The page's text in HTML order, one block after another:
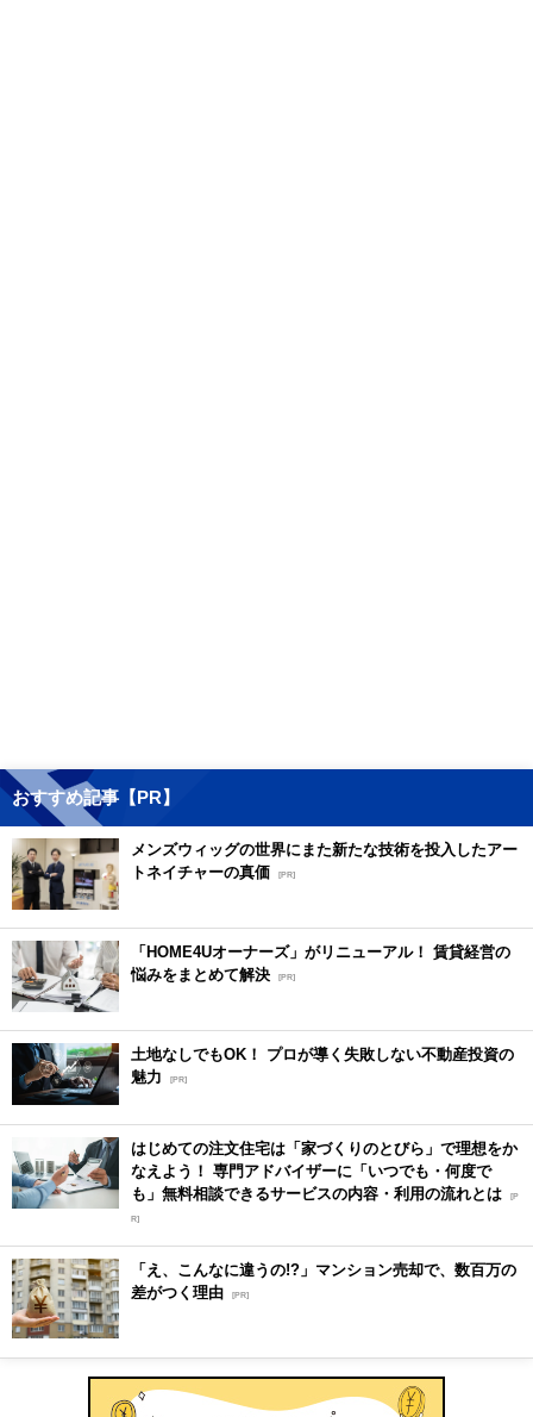
おすすめ記事【PR】
メンズウィッグの世界にまた新たな技術を投入したアー
トネイチャーの真価 [PR]
「HOME4Uオーナーズ」がリニューアル！ 賃貸経営の
悩みをまとめて解決 [PR]
土地なしでもOK！ プロが導く失敗しない不動産投資の
魅力
[PR]
はじめての注文住宅は「家づくりのとびら」で理想をか
なえよう！ 専門アドバイザーに「いつでも・何度で
も」無料相談できるサービスの内容・利用の流れとは [P
R]
「え、こんなに違うの!?」マンション売却で、数百万の
差がつく理由 [PR]